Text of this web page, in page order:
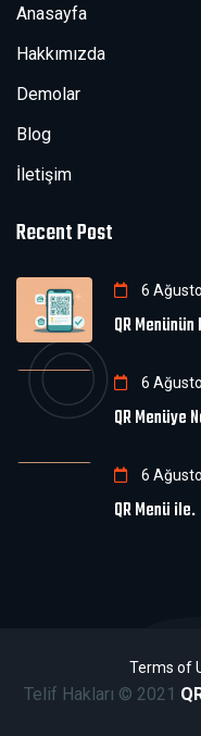
Anasayfa
Hakkımızda
Demolar
Blog
İletişim
Recent Post
6
QR
6
QR Menüye
6
QR Menü ile.
Telif Hakları © 2021
Terms of